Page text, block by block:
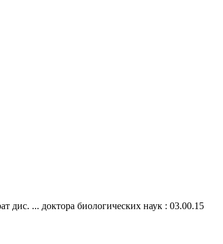
дис. ... доктора биологических наук : 03.00.15